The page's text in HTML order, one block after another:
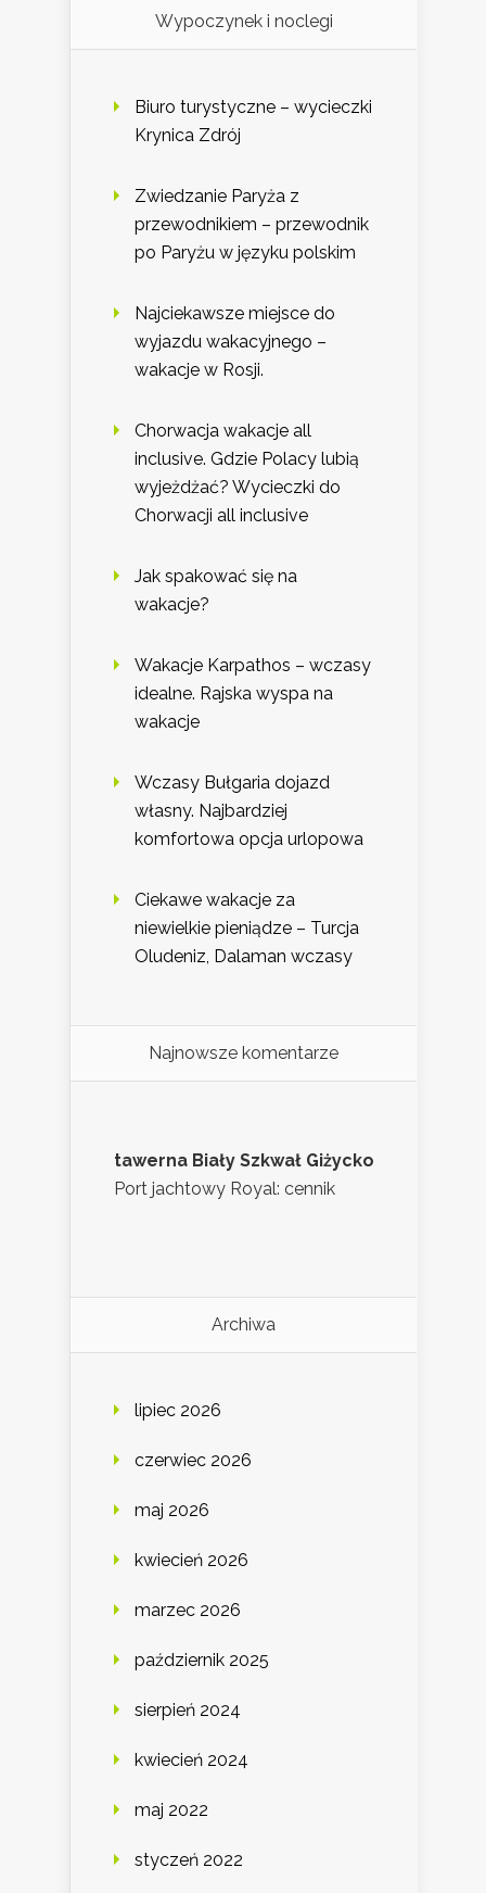
Wypoczynek i noclegi
Biuro turystyczne – wycieczki
Krynica Zdrój
Zwiedzanie Paryża z
przewodnikiem – przewodnik
po Paryżu w języku polskim
Najciekawsze miejsce do
wyjazdu wakacyjnego –
wakacje w Rosji.
Chorwacja wakacje all
inclusive. Gdzie Polacy lubią
wyjeżdżać? Wycieczki do
Chorwacji all inclusive
Jak spakować się na
wakacje?
Wakacje Karpathos – wczasy
idealne. Rajska wyspa na
wakacje
Wczasy Bułgaria dojazd
własny. Najbardziej
komfortowa opcja urlopowa
Ciekawe wakacje za
niewielkie pieniądze – Turcja
Oludeniz, Dalaman wczasy
Najnowsze komentarze
tawerna Biały Szkwał Giżycko
Port jachtowy Royal: cennik
Archiwa
lipiec 2026
czerwiec 2026
maj 2026
kwiecień 2026
marzec 2026
październik 2025
sierpień 2024
kwiecień 2024
maj 2022
styczeń 2022